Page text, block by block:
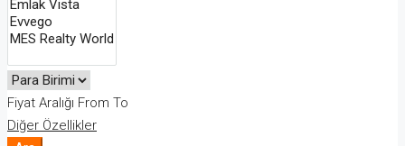
Fiyat Aralığı From To
Diğer Özellikler